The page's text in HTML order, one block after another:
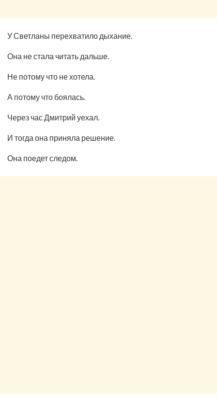
У Светланы перехватило дыхание.
Она не стала читать дальше.
Не потому что не хотела.
А потому что боялась.
Через час Дмитрий уехал.
И тогда она приняла решение.
Она поедет следом.